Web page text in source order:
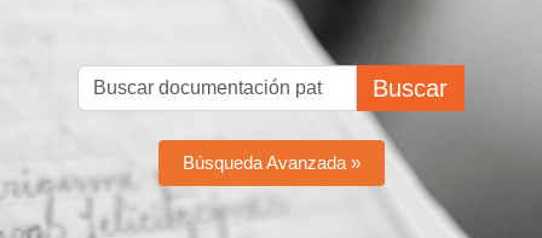
Buscar
Búsqueda Avanzada »